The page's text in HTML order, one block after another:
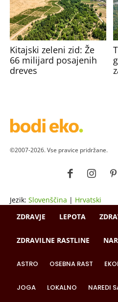
Kitajski zeleni zid: Že
66 milijard posajenih
dreves
©2007-2026. Vse pravice pridržane.
Jezik: Slovenščina | Hrvatski
ZDRAVJE
LEPOTA
ZDRAVILNE RASTLINE
ASTRO OSEBNA RAST
JOGA LOKALNO NAREDI